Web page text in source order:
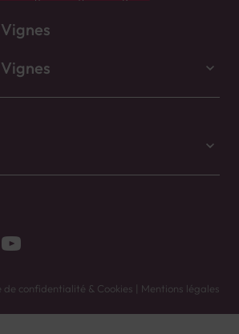
de confidentialité & Cookies | Mentions légales